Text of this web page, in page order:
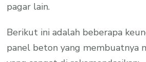
pagar lain.
Berikut ini adalah beberapa
panel beton yang membuatnya